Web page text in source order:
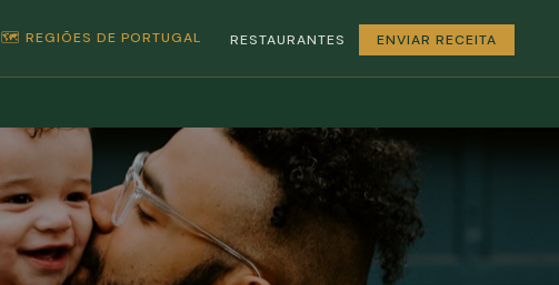
🗺️ REGIÕES DE PORTUGAL RESTAURANTES ENVIAR RECEITA